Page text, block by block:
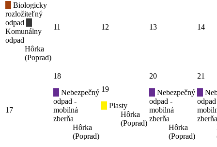
Biologicky
rozložiteľný
odpad
Komunálny
odpad
Hôrka
(Poprad)
11 12 13 14
17
18
Nebezpečný
odpad -
mobilná
zberňa
Hôrka
(Poprad)
19
Plasty
Hôrka
(Poprad)
20
Nebezpečný
odpad -
mobilná
zberňa
Hôrka
(Poprad)
21
zberňa